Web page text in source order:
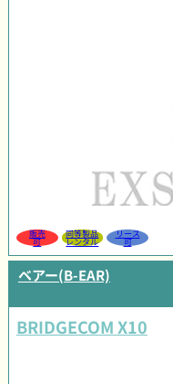
販売
可
同等製品
レンタル
リース
可
ベアー(B-EAR)
BRIDGECOM X10